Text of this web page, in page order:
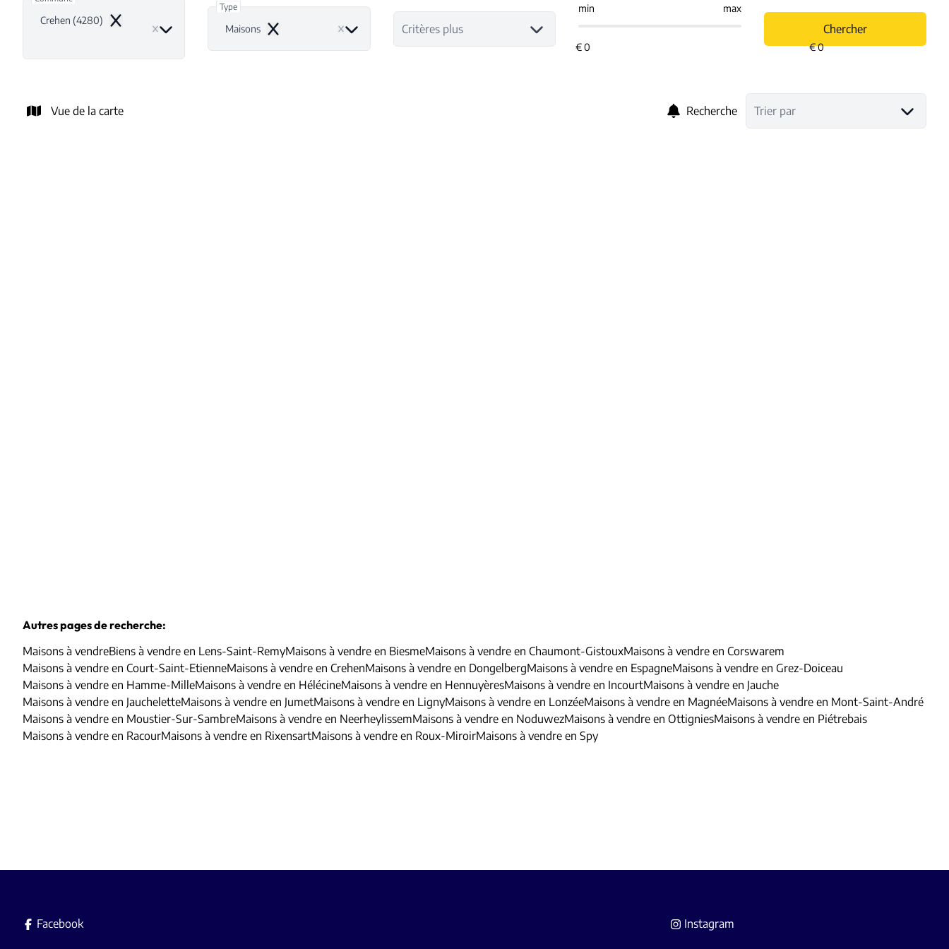
Crehen (4280)
Remove
Type
Maisons
Remove Critères plus
min max
Chercher
Vue de la carte Recherche Trier par
Autres pages de recherche:
Maisons à vendreBiens à vendre en Lens-Saint-RemyMaisons à vendre en BiesmeMaisons à vendre en Chaumont-GistouxMaisons à vendre en Corswarem
Maisons à vendre en Court-Saint-EtienneMaisons à vendre en CrehenMaisons à vendre en DongelbergMaisons à vendre en EspagneMaisons à vendre en Grez-Doiceau
Maisons à vendre en Hamme-MilleMaisons à vendre en HélécineMaisons à vendre en HennuyèresMaisons à vendre en IncourtMaisons à vendre en Jauche
Maisons à vendre en JaucheletteMaisons à vendre en JumetMaisons à vendre en LignyMaisons à vendre en LonzéeMaisons à vendre en MagnéeMaisons à vendre en Mont-Saint-André
Maisons à vendre en Moustier-Sur-SambreMaisons à vendre en NeerheylissemMaisons à vendre en NoduwezMaisons à vendre en OttigniesMaisons à vendre en Piétrebais
Maisons à vendre en RacourMaisons à vendre en RixensartMaisons à vendre en Roux-MiroirMaisons à vendre en Spy
Facebook Instagram